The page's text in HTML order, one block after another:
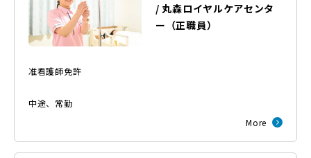
/丸森ロイヤルケアセンタ
ー （正職員）
准看護師免許
中途、 常勤
More